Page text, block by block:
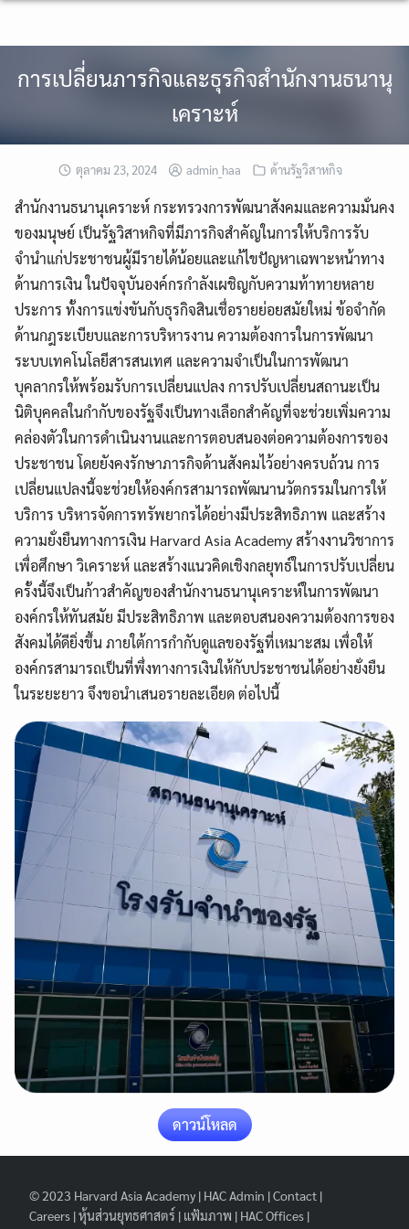
Search
for:
Search
การเปลี่ยนภารกิจและธุรกิจสำนักงานธนานุ
เคราะห์
ตุลาคม 23, 2024 admin_haa ด้านรัฐวิสาหกิจ
สำนักงานธนานุเคราะห์ กระทรวงการพัฒนาสังคมและความมั่นคง
ของมนุษย์ เป็นรัฐวิสาหกิจที่มีภารกิจสำคัญในการให้บริการรับ
จำนำแก่ประชาชนผู้มีรายได้น้อยและแก้ไขปัญหาเฉพาะหน้าทาง
ด้านการเงิน ในปัจจุบันองค์กรกำลังเผชิญกับความท้าทายหลาย
ประการ ทั้งการแข่งขันกับธุรกิจสินเชื่อรายย่อยสมัยใหม่ ข้อจำกัด
ด้านกฎระเบียบและการบริหารงาน ความต้องการในการพัฒนา
ระบบเทคโนโลยีสารสนเทศ และความจำเป็นในการพัฒนา
บุคลากรให้พร้อมรับการเปลี่ยนแปลง การปรับเปลี่ยนสถานะเป็น
นิติบุคคลในกำกับของรัฐจึงเป็นทางเลือกสำคัญที่จะช่วยเพิ่มความ
คล่องตัวในการดำเนินงานและการตอบสนองต่อความต้องการของ
ประชาชน โดยยังคงรักษาภารกิจด้านสังคมไว้อย่างครบถ้วน การ
เปลี่ยนแปลงนี้จะช่วยให้องค์กรสามารถพัฒนานวัตกรรมในการให้
บริการ บริหารจัดการทรัพยากรได้อย่างมีประสิทธิภาพ และสร้าง
ความยั่งยืนทางการเงิน Harvard Asia Academy สร้างงานวิชาการ
เพื่อศึกษา วิเคราะห์ และสร้างแนวคิดเชิงกลยุทธ์ในการปรับเปลี่ยน
ครั้งนี้จึงเป็นก้าวสำคัญของสำนักงานธนานุเคราะห์ในการพัฒนา
องค์กรให้ทันสมัย มีประสิทธิภาพ และตอบสนองความต้องการของ
สังคมได้ดียิ่งขึ้น ภายใต้การกำกับดูแลของรัฐที่เหมาะสม เพื่อให้
องค์กรสามารถเป็นที่พึ่งทางการเงินให้กับประชาชนได้อย่างยั่งยืน
ในระยะยาว จึงขอนำเสนอรายละเอียด ต่อไปนี้
ดาวน์โหลด
© 2023 Harvard Asia Academy | HAC Admin |Contact |
Careers |หุ้นส่วนยุทธศาสตร์ | แฟ้มภาพ | HAC Offices |